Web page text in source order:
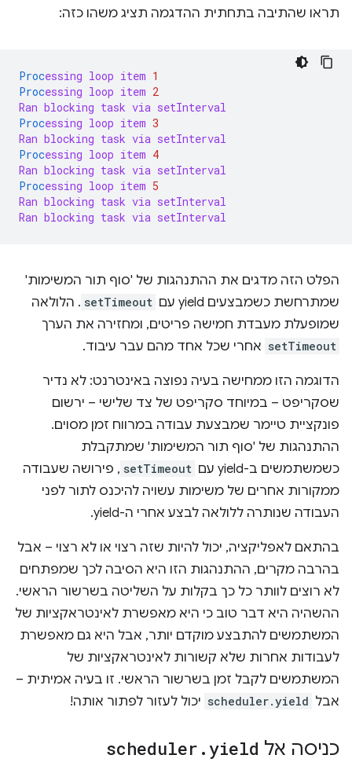
תראו שהתיבה בתחתית ההדגמה תציג משהו כזה:
Processing loop item 1
Processing loop item 2
Ran blocking task via setInterval
Processing loop item 3
Ran blocking task via setInterval
Processing loop item 4
Ran blocking task via setInterval
Processing loop item 5
Ran blocking task via setInterval
Ran blocking task via setInterval
הפלט הזה מדגים את ההתנהגות של 'סוף תור המשימות'
שמתרחשת כשמבצעים yield עם
setTimeout . הלולאה
שמופעלת מעבדת חמישה פריטים, ומחזירה את הערך
setTimeout אחרי שכל אחד מהם עבר עיבוד.
הדוגמה הזו ממחישה בעיה נפוצה באינטרנט: לא נדיר
שסקריפט – במיוחד סקריפט של צד שלישי – ירשום
פונקציית טיימר שמבצעת עבודה במרווח זמן מסוים.
ההתנהגות של 'סוף תור המשימות' שמתקבלת
כשמשתמשים ב-yield עם
setTimeout , פירושה שעבודה
ממקורות אחרים של משימות עשויה להיכנס לתור לפני
העבודה שנותרה ללולאה לבצע אחרי ה-yield.
בהתאם לאפליקציה, יכול להיות שזה רצוי או לא רצוי – אבל
בהרבה מקרים, ההתנהגות הזו היא הסיבה לכך שמפתחים
לא רוצים לוותר כל כך בקלות על השליטה בשרשור הראשי.
ההשהיה היא דבר טוב כי היא מאפשרת לאינטראקציות של
המשתמשים להתבצע מוקדם יותר, אבל היא גם מאפשרת
לעבודות אחרות שלא קשורות לאינטראקציות של
המשתמשים לקבל זמן בשרשור הראשי. זו בעיה אמיתית –
אבל scheduler.yield יכול לעזור לפתור אותה!
כניסה אל scheduler .yield